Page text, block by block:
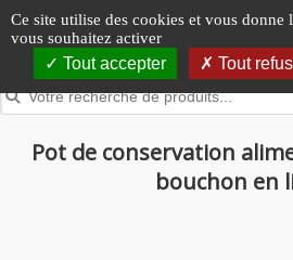
Panneau de gestion des cookies
Ce site utilise des cookies et vous donne
vous souhaitez activer
Tout accepter Tout
Pot de conservation
bouchon en